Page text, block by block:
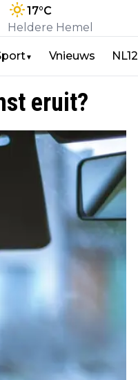
17°C
Heldere Hemel
▼ Vnieuws NL12
eruit?